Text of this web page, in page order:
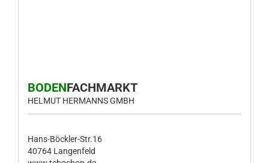
BODENFACHMARKT
HELMUT HERMANNS GMBH
Hans-Böckler-Str.16
40764 Langenfeld